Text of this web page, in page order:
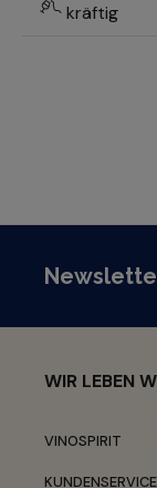
kräftig
WIR LEBEN
VINOSPIRIT
KUNDENSERVICE